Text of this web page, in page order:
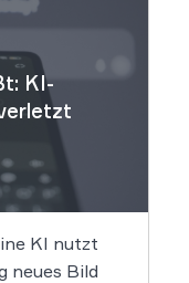
KI-
KI nutzt
neues Bild